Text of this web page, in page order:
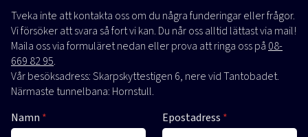
Tveka inte att kontakta oss om du några funderingar eller frågor.
Vi försöker att svara så fort vi kan. Du når oss alltid lättast via mail!
Maila oss via formuläret nedan eller prova att ringa oss på 08-
669 82 95.
Vår besöksadress: Skarpskyttestigen 6, nere vid Tantobadet.
Närmaste tunnelbana: Hornstull.
Namn
Epostadress